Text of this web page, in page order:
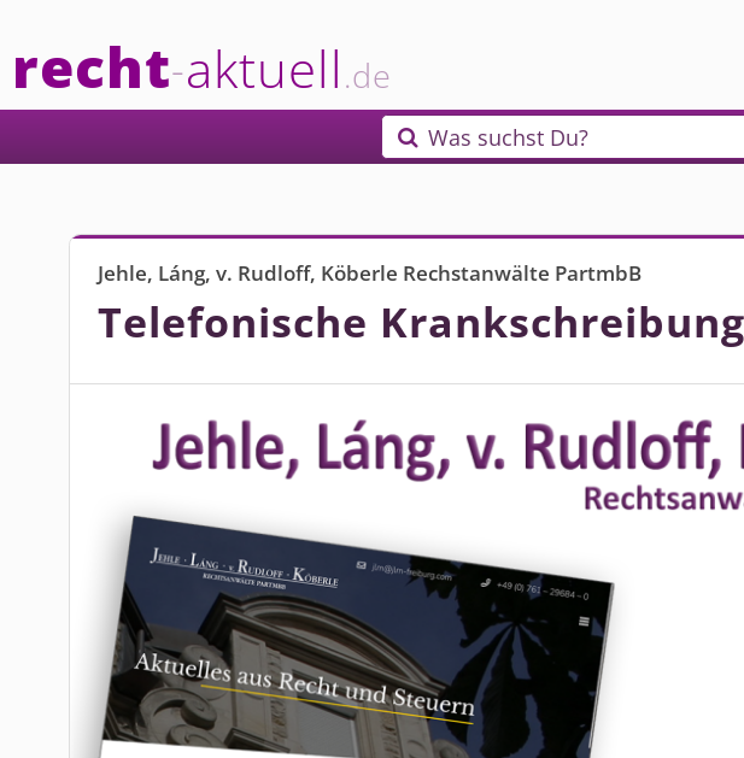
recht-aktuell.de
 Was suchst Du?
Jehle, Láng, v. Rudloff, Köberle Rechstanwälte PartmbB
Telefonische